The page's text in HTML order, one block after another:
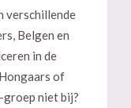
verschillende
Belgen en
in de
of
groep niet bij?